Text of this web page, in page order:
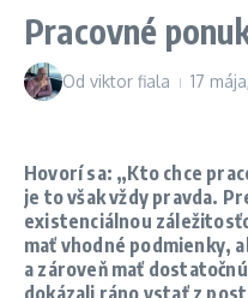
Pracovné
Od viktor fiala 17
Hovorí sa: „Kto chce
je to však vždy pravda.
existenciálnou
mať vhodné podmienky,
a zároveň mať
dokázali ráno vstať z